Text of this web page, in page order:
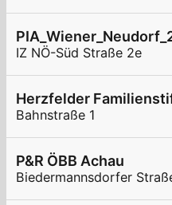
IZ NÖ-Süd Straße 2e
Herzfelder
Bahnstraße 1
P&R ÖBB Achau
Biedermannsdorfer